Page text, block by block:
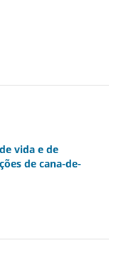
vida e de
de cana-de-